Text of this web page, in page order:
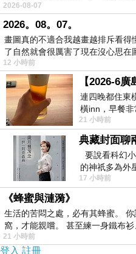
上一篇：家寧決裂Andy「又涉逃漏稅」3
下一篇：塞爆小呂榮
2026-08-07
2026。08。07。
畫圖真的不適合我越畫越排斥看得
了自然就會很厲害了現在沒心思
12 小時前
連四晚都住東
橫inn，早餐
看到工作人員
21 小時前
典藏封面聊
要說看科幻
的神祇多為外
驚世駭俗的神
17 小時前
《蜂蜜與漣漪》
生活的苦悶之處，必有其蜂蜜。
窩，才能親嚐。 甚至練一身鐵布
21 小時前
登入 註冊